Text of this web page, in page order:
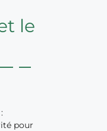
le
:
pour